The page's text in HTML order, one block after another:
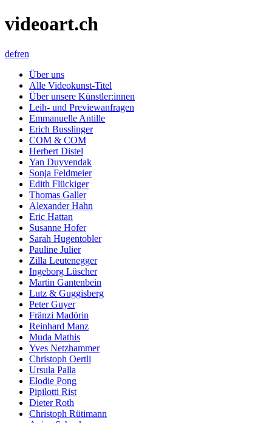
videoart.ch
defren
Über uns
Alle Videokunst-Titel
Über unsere Künstler:innen
Leih- und Previewanfragen
Emmanuelle Antille
Erich Busslinger
COM & COM
Herbert Distel
Yan Duyvendak
Sonja Feldmeier
Edith Flückiger
Thomas Galler
Alexander Hahn
Eric Hattan
Susanne Hofer
Sarah Hugentobler
Pauline Julier
Zilla Leutenegger
Ingeborg Lüscher
Martin Gantenbein
Lutz & Guggisberg
Peter Guyer
Fränzi Madörin
Reinhard Manz
Muda Mathis
Yves Netzhammer
Christoph Oertli
Ursula Palla
Elodie Pong
Pipilotti Rist
Dieter Roth
Christoph Rütimann